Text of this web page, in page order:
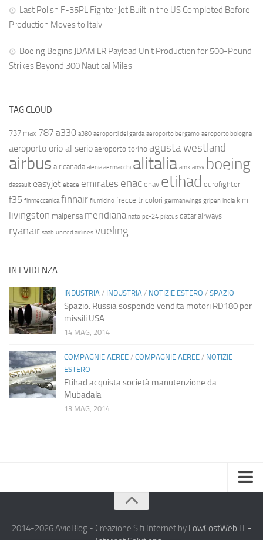
Last Polish F-35PL Fighter Jet Built in the US Completed Before
Production Moves to Italy
Boeing Begins JDAM LR Payload Unit Production for 500-Pound
Strikes Beyond 300 Nautical Miles
TAG CLOUD
737 max 787 a330 a380 aeroporti del garda aeroporto bergamo aeroporto bologna
aeroporto orio al serio aeroporto torino agusta westland
airbus air canada alenia aermacchi alitalia amx ansv boeing
dassault easyjet ebace emirates enac enav etihad eurofighter
f35 finmeccanica finnair fiumicino frecce tricolori germanwings gripen india klm
livingston malpensa meridiana nato pc-24 pilatus qatar airways
ryanair saab united airlines vueling
IN EVIDENZA
INDUSTRIA / INDUSTRIA / NOTIZIE ESTERO / SPAZIO
Spazio: Russia sospende vendita motori RD180 per
missili USA
14 MAG, 2014
COMPAGNIE AEREE / COMPAGNIE AEREE / NOTIZIE
ESTERO
Etihad acquista società manutenzione da
Mubadala
13 MAG, 2014
Chi Siamo
2014-2026 AvioBlog - Creazione Siti Internet by LowCostWeb.IT -